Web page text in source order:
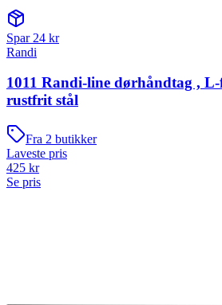
Spar 24 kr
Randi
1011 Randi-line dørhåndtag ,
rustfrit stål
Fra 2 butikker
Laveste pris
425 kr
Se pris